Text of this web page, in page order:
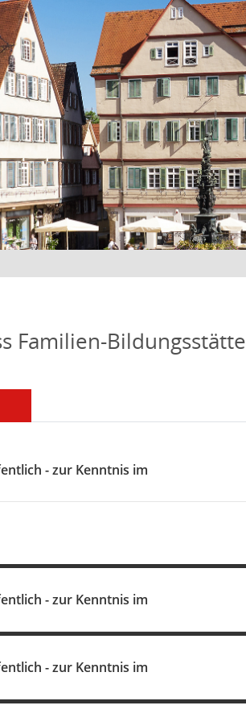
Familien-Bildungsstätte
Gemeinderat TOP öffentlich - zur Kenntnis im
Gemeinderat TOP öffentlich - zur Kenntnis im
Gemeinderat TOP öffentlich - zur Kenntnis im